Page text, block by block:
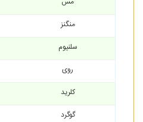
منگنز
سلنیوم
روی
کلرید
گوگرد